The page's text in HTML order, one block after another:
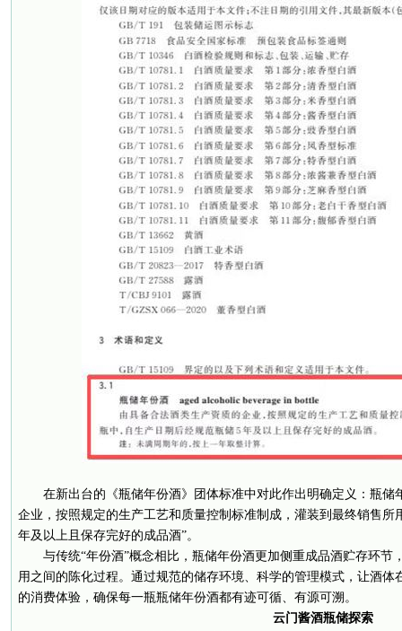
在新出台的《瓶储年份酒》团体标准中对此作出明确定义：瓶储
企业，按照规定的生产工艺和质量控制标准制成，灌装到最终销售所
年及以上且保存完好的成品酒”。
与传统“年份酒”概念相比，瓶储年份酒更加侧重成品酒贮存环节
用之间的陈化过程。通过规范的储存环境、科学的管理模式，让酒体
的消费体验，确保每一瓶瓶储年份酒都有迹可循、有源可溯。
云门酱酒瓶储探索